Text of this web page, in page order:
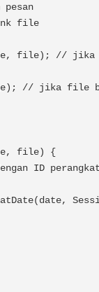
file) {